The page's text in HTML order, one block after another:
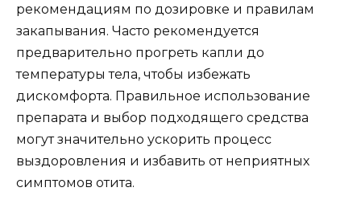
рекомендациям по дозировке и правилам
закапывания. Часто рекомендуется
предварительно прогреть капли до
температуры тела, чтобы избежать
дискомфорта. Правильное использование
препарата и выбор подходящего средства
могут значительно ускорить процесс
выздоровления и избавить от неприятных
симптомов отита.